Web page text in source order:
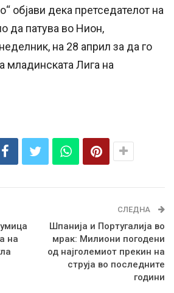
објави дека претседателот на
да патува во Нион,
на 28 април за да го
младинската Лига на
на
СЛЕДНА
Шпанија и Португалија во
мрак: Милиони погодени
од најголемиот прекин на
струја во последните
години